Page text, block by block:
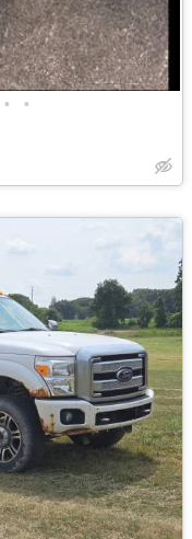
• •